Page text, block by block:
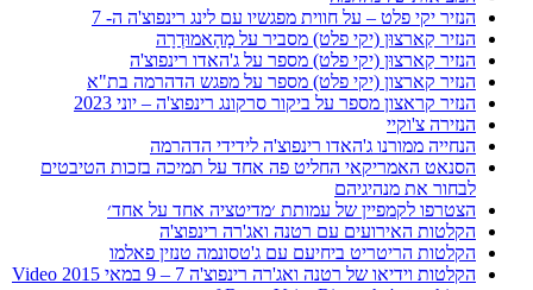
הנזיר יקי פלט – על חווית מפגשיו עם לינג רינפוצ'ה ה- 7
הנזיר קַארצוּן (יקי פלט) מסביר על מָהָאמוּדְרָה
הנזיר קַארצוּן (יקי פלט) מספר על ג'האדו רינפוצ'ה
הנזיר קארצון (יקי פלט) מספר על מפגש הדהרמה בת"א
הנזיר קראצון מספר על ביקור סרקונג רינפוצ'ה – יוני 2023
הנזירה צ'וקיי
הנחייה ממורנו ג'האדו רינפוצ'ה לידידי הדהרמה
הסנאט האמריקאי החליט פה אחד על תמיכה בזכות הטיבטים
לבחור את מנהיגיהם
הצטרפו לקמפיין של עמותת ׳מדיטציה אחד על אחד׳
הקלטות האירועים עם רטנה ואג'רה רינפוצ'ה
הקלטות הריטריט ביחיעם עם ג'טסונמה טנזין פאלמו
הקלטות וידיאו של רטנה ואג'רה רינפוצ'ה 7 – 9 במאי 2015 Video